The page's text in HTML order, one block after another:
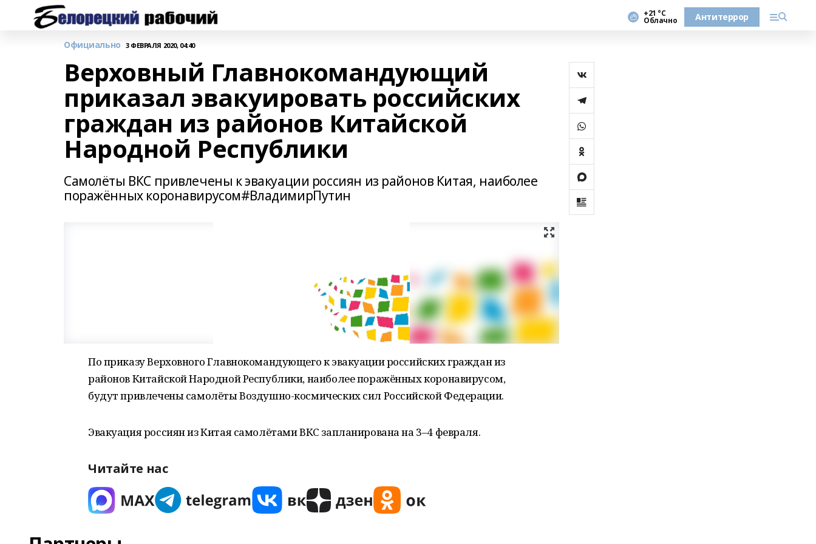
+21 °С
Облачно Антитеррор
Официально 3 ФЕВРАЛЯ 2020, 04:40
Верховный Главнокомандующий
приказал эвакуировать российских
граждан из районов Китайской
Народной Республики
Самолёты ВКС привлечены к эвакуации россиян из районов Китая, наиболее
поражённых коронавирусом#ВладимирПутин
По приказу Верховного Главнокомандующего к эвакуации российских граждан из
районов Китайской Народной Республики, наиболее поражённых коронавирусом,
будут привлечены самолёты Воздушно-космических сил Российской Федерации.
Эвакуация россиян из Китая самолётами ВКС запланирована на 3–4 февраля.
Читайте нас